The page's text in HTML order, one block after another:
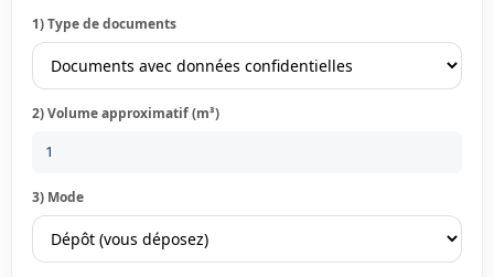
1) Type de documents
2) Volume approximatif (m³)
3) Mode